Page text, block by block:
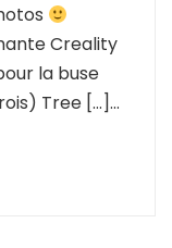
Creality
la buse
Tree […]...